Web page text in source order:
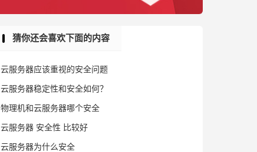
猜你还会喜欢下面的内容
云服务器应该重视的安全问题
云服务器稳定性和安全如何？
物理机和云服务器哪个安全
云服务器 安全性 比较好
云服务器为什么安全